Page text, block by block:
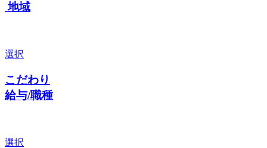
地域
選択
こだわり
給与/職種
選択